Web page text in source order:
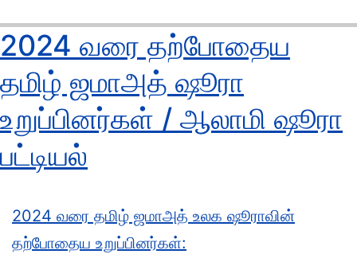
2024 வரை தற்போதைய
தமிழ் ஜமாஅத் ஷூரா
உறுப்பினர்கள் / ஆலாமி ஷூரா
பட்டியல்
2024 வரை தமிழ் ஜமாஅத் உலக ஷூராவின்
தற்போதைய உறுப்பினர்கள்: